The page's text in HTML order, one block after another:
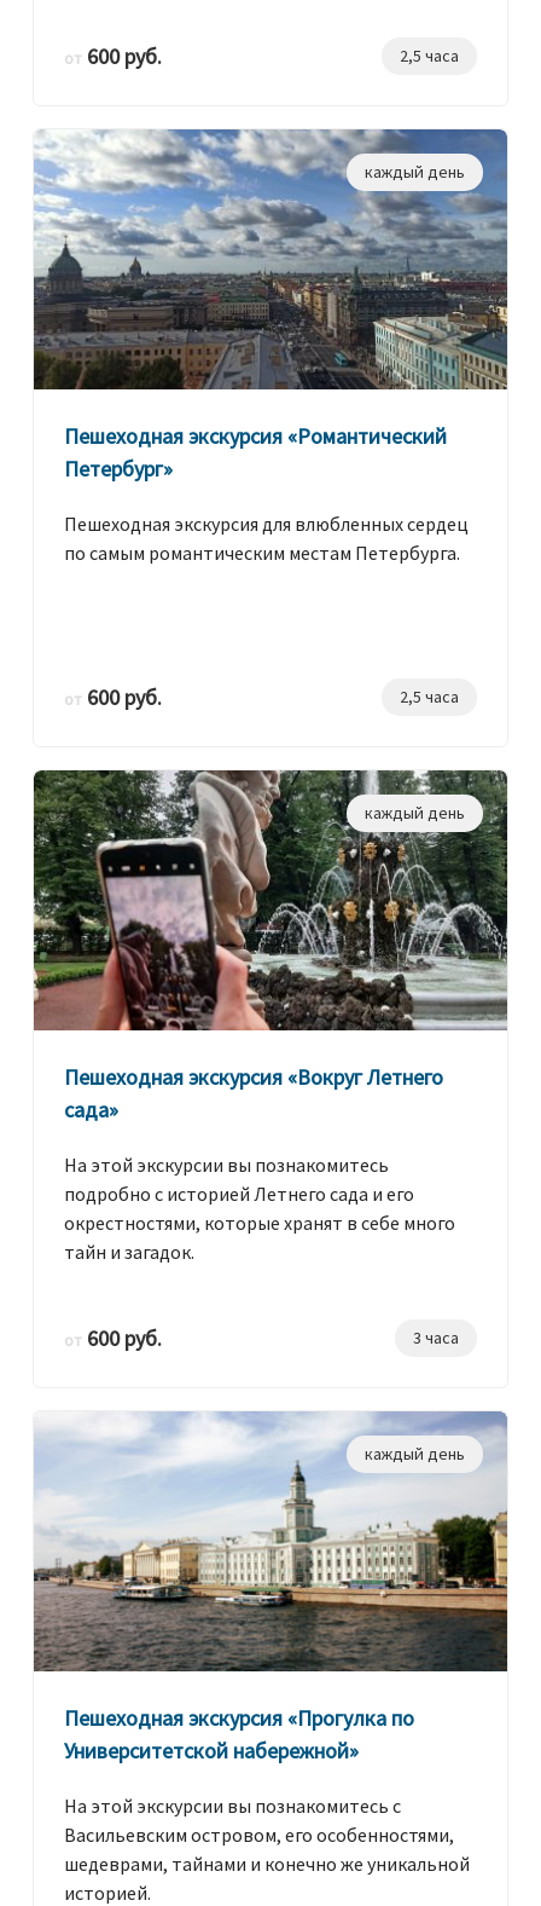
от 600 руб. 2,5 часа
каждый день
Пешеходная экскурсия «Романтический
Петербург»
Пешеходная экскурсия для влюбленных сердец
по самым романтическим местам Петербурга.
от 600 руб. 2,5 часа
каждый день
Пешеходная экскурсия «Вокруг Летнего
сада»
На этой экскурсии вы познакомитесь
подробно с историей Летнего сада и его
окрестностями, которые хранят в себе много
тайн и загадок.
от 600 руб. 3 часа
каждый день
Пешеходная экскурсия «Прогулка по
Университетской набережной»
На этой экскурсии вы познакомитесь с
Васильевским островом, его особенностями,
шедеврами, тайнами и конечно же уникальной
историей.